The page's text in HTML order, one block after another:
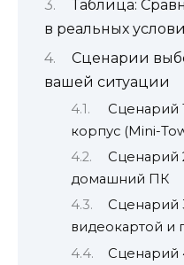
Таблица:
в реальных
Сценарии
вашей ситуации
Сценарий
корпус (Mini-
Сценарий
домашний ПК
Сценарий
видеокартой и
Сценарий